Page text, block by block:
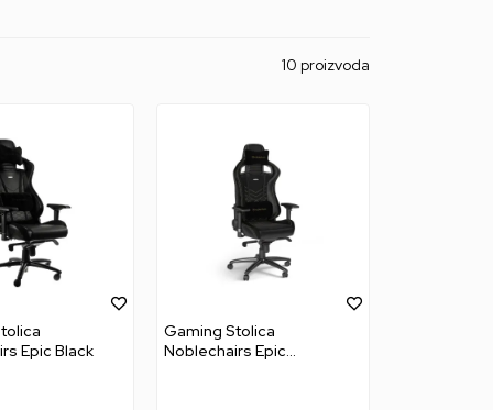
10 proizvoda
Epic Black
Gaming Stolica
Noblechairs Epic